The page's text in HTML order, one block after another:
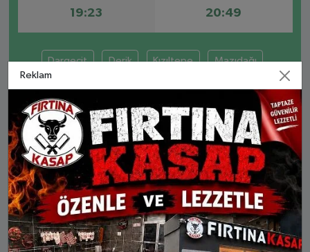
19:23 20:49
Dargeçit Derik Kızıltepe Mazıdağı
Midyat Nusaybin Ömerli Savur
NUSAYBIN AYLIK NAMAZ VAKITLERI
İMSAK GÜNEŞ ÖĞLE İKINDI
8 Ağu Cts
03:47 05:19 12:26 16:13
19:23
Reklam